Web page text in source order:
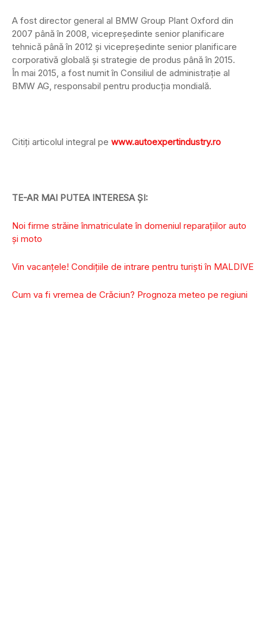
A fost director general al BMW Group Plant Oxford din
2007 până în 2008, vicepreședinte senior planificare
tehnică până în 2012 și vicepreședinte senior planificare
corporativă globală și strategie de produs până în 2015.
În mai 2015, a fost numit în Consiliul de administrație al
BMW AG, responsabil pentru producția mondială.
Citiți articolul integral pe www.autoexpertindustry.ro
TE-AR MAI PUTEA INTERESA ȘI:
Noi firme străine înmatriculate în domeniul reparaţiilor auto
şi moto
Vin vacanțele! Condițiile de intrare pentru turiști în MALDIVE
Cum va fi vremea de Crăciun? Prognoza meteo pe regiuni